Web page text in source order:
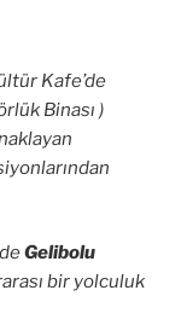
Kafe’de
Binası )
Gelibolu
bir yolculuk